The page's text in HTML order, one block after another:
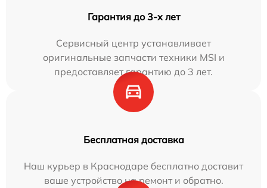
Гарантия до 3-х лет
Сервисный центр устанавливает
оригинальные запчасти техники MSI и
предоставляет гарантию до 3 лет.
Бесплатная доставка
Наш курьер в Краснодаре бесплатно доставит
ваше устройство на ремонт и обратно.